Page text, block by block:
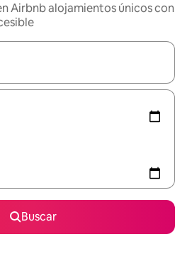
Airbnb alojamientos únicos con
estén disponibles, podrás navegar
Buscar